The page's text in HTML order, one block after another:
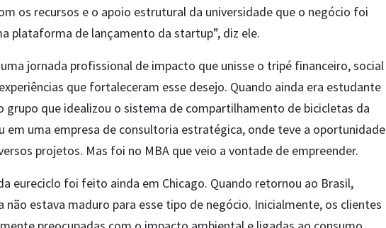
os recursos e o apoio estrutural da universidade que o negócio foi
plataforma de lançamento da startup”, diz ele.
jornada profissional de impacto que unisse o tripé financeiro, social
que fortaleceram esse desejo. Quando ainda era estudante
grupo que idealizou o sistema de compartilhamento de bicicletas da
em uma empresa de consultoria estratégica, onde teve a oportunidade
projetos. Mas foi no MBA que veio a vontade de empreender.
eureciclo foi feito ainda em Chicago. Quando retornou ao Brasil,
estava maduro para esse tipo de negócio. Inicialmente, os clientes